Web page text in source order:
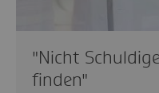
"Nicht
finden"